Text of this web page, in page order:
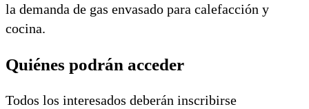
la demanda de gas envasado para calefacción y
cocina.
Quiénes podrán acceder
Todos los interesados deberán inscribirse